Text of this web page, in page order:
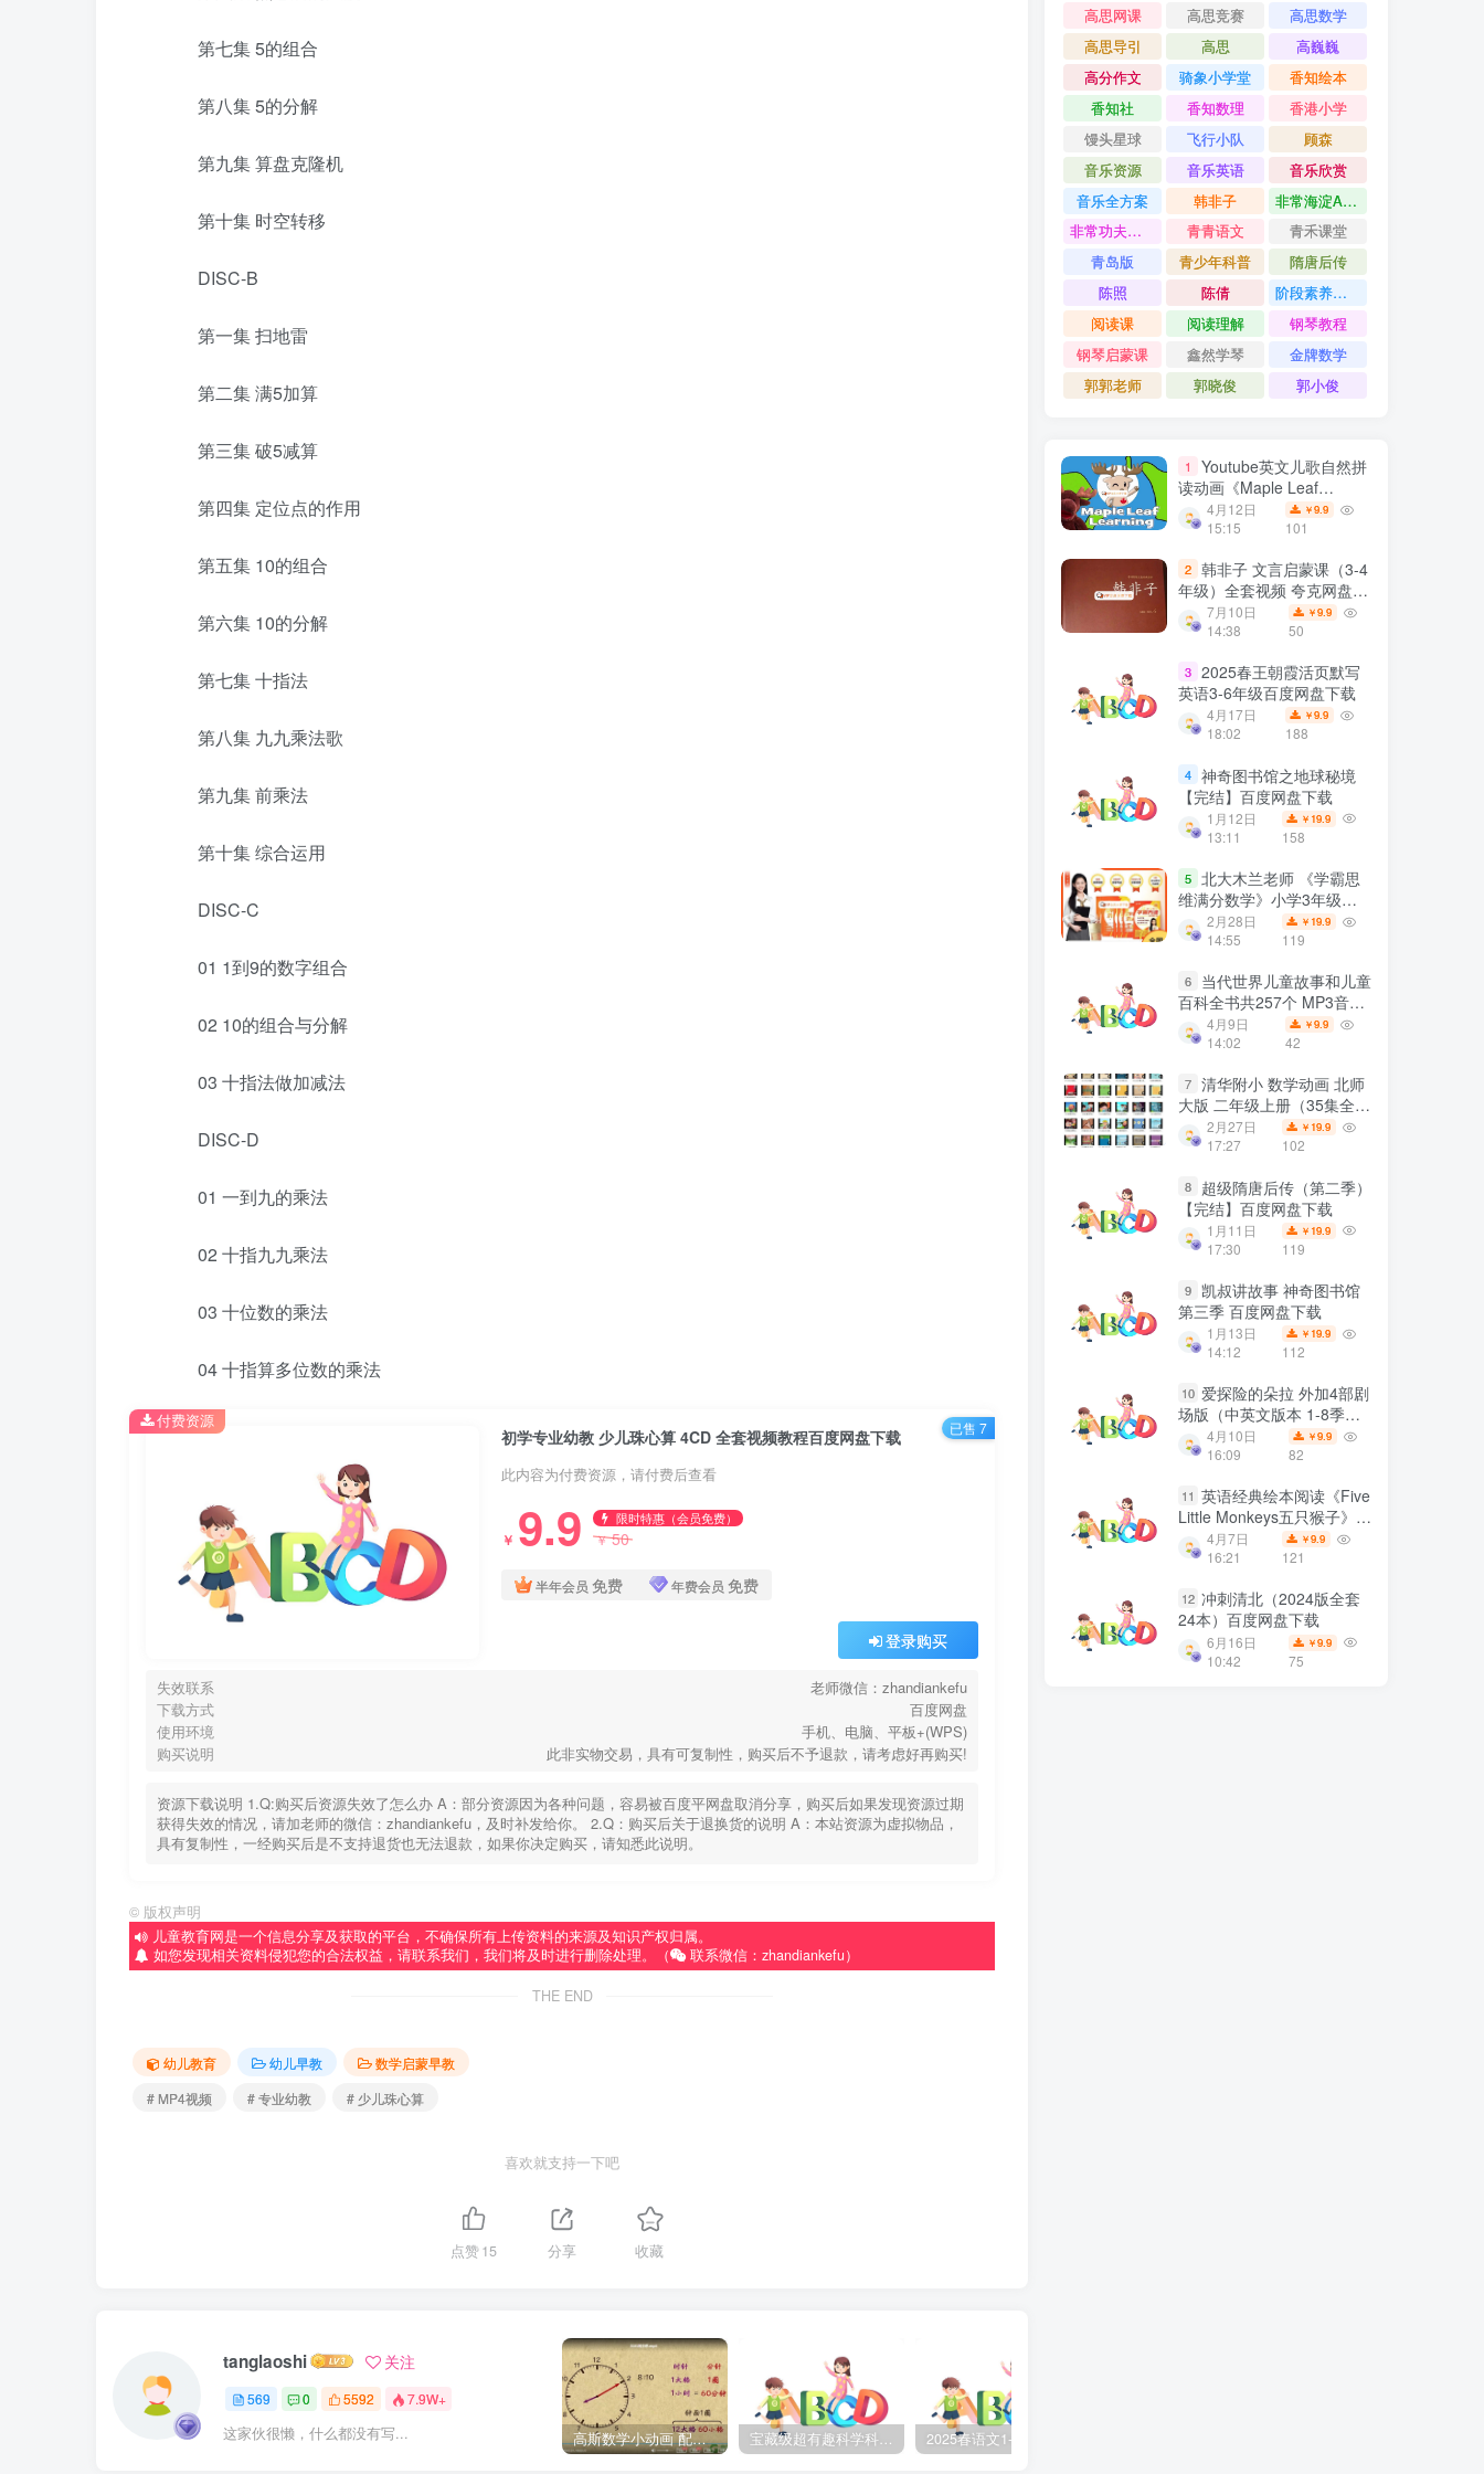
第七集 5的组合
第八集 5的分解
第九集 算盘克隆机
第十集 时空转移
DISC-B
第一集 扫地雷
第二集 满5加算
第三集 破5减算
第四集 定位点的作用
第五集 10的组合
第六集 10的分解
第七集 十指法
第八集 九九乘法歌
第九集 前乘法
第十集 综合运用
DISC-C
01 1到9的数字组合
02 10的组合与分解
03 十指法做加减法
DISC-D
01 一到九的乘法
02 十指九九乘法
03 十位数的乘法
04 十指算多位数的乘法
初学专业幼教 少儿珠心算 4CD 全套视频教程百度网盘下载
此内容为付费资源，请付费后查看
￥ 9.9 限时特惠（会员免费）
￥50
半年会员 免费 年费会员 免费
登录购买
失效联系
老师微信：zhandiankefu
下载方式
百度网盘
使用环境
手机、电脑、平板+(WPS)
购买说明
此非实物交易，具有可复制性，购买后不予退款，请考虑好再购买!
资源下载说明 1.Q:购买后资源失效了怎么办 A：部分资源因为各种问题，容易被百度平网盘取消分享，购买后如果发现资源过期
获得失效的情况，请加老师的微信：zhandiankefu，及时补发给你。 2.Q：购买后关于退换货的说明 A：本站资源为虚拟物品，
具有复制性，一经购买后是不支持退货也无法退款，如果你决定购买，请知悉此说明。
付费资源 已售 7
© 版权声明
儿童教育网是一个信息分享及获取的平台，不确保所有上传资料的来源及知识产权归属。
如您发现相关资料侵犯您的合法权益，请联系我们，我们将及时进行删除处理。（
联系微信：zhandiankefu）
THE END
幼儿教育 幼儿早教
数学启蒙早教
# MP4视频
# 专业幼教 # 少儿珠心算
喜欢就支持一下吧
点赞15 分享 收藏
tanglaoshi 关注
569 0 5592 7.9W+
这家伙很懒，什么都没有写... 高斯数学小动画 配套小学1-6年级数学 课堂知识点动画教学视频MP4 百度网盘下载 宝藏级超有趣科学科普动画《土豆逗严肃科普》第二季 百度网盘下载
高思网课
高思竞赛
高思数学
高思导引
高思
高巍巍
高分作文
骑象小学堂
香知绘本
香知社
香知数理
香港小学
馒头星球
飞行小队
顾森
音乐资源
音乐英语
音乐欣赏
音乐全方案
韩非子
非常海淀AB卷
非常功夫作文
青青语文
青禾课堂
青岛版
青少年科普
隋唐后传
陈照
陈倩
阶段素养评价卷
阅读课
阅读理解
钢琴教程
钢琴启蒙课
鑫然学琴
金牌数学
郭郭老师
郭晓俊 郭小俊
1
Youtube英文儿歌自然拼
读动画《Maple Leaf
Learning》全410集 百度网
盘下载
4月12日
15:15
￥9.9
101
2 韩非子 文言启蒙课（3-4
年级）全套视频 夸克网盘下
载
7月10日
14:38
￥9.9
50
3 2025春王朝霞活页默写
英语3-6年级百度网盘下载
4月17日
18:02
￥9.9
188
4 神奇图书馆之地球秘境
【完结】百度网盘下载
1月12日
13:11
￥ 19.9
158
5 北大木兰老师 《学霸思
维满分数学》小学3年级全
国通用版 百度网盘下载
2月28日
14:55
￥ 19.9
119
6
当代世界儿童故事和儿童
百科全书共257个 MP3音频
百度网盘下载
4月9日
14:02
￥9.9
42
7 清华附小 数学动画 北师
大版 二年级上册（35集全）
百度网盘下载
2月27日
17:27
￥ 19.9
102
8
超级隋唐后传（第二季）
【完结】百度网盘下载
1月11日
17:30
￥ 19.9
119
9 凯叔讲故事 神奇图书馆
第三季 百度网盘下载
1月13日
14:12
￥ 19.9
112
10 爱探险的朵拉 外加4部剧
场版（中英文版本 1-8季
175集）百度网盘下载
4月10日
16:09
￥9.9
82
11 英语经典绘本阅读《Five
Little Monkeys五只猴子》全
10册PDF绘本+音频 百度网
盘下载
4月7日
16:21
￥9.9
121
12 冲刺清北（2024版全套
24本）百度网盘下载
6月16日
10:42
￥9.9
75